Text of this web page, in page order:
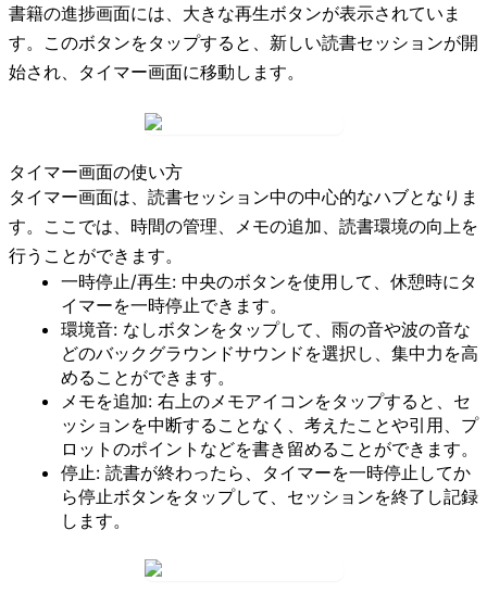
書籍の進捗画面には、大きな再生ボタンが表示されていま
す。このボタンをタップすると、新しい読書セッションが開
始され、タイマー画面に移動します。
タイマー画面の使い方
タイマー画面は、読書セッション中の中心的なハブとなりま
す。ここでは、時間の管理、メモの追加、読書環境の向上を
行うことができます。
一時停止/再生: 中央のボタンを使用して、休憩時にタ
イマーを一時停止できます。
環境音: なしボタンをタップして、雨の音や波の音な
どのバックグラウンドサウンドを選択し、集中力を高
めることができます。
メモを追加: 右上の メモアイコンをタップすると、セ
ッションを中断することなく、考えたことや引用、プ
ロットのポイントなどを書き留めることができます。
停止: 読書が終わったら、タイマーを一時停止してか
ら停止ボタンをタップして、セッションを終了し記録
します。